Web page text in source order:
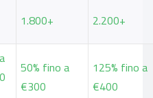
1.800+ 2.200+
50% fino a
€300
125% fino a
€400